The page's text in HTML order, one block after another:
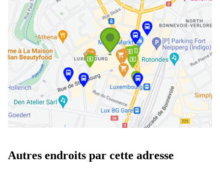
Autres endroits par cette adresse